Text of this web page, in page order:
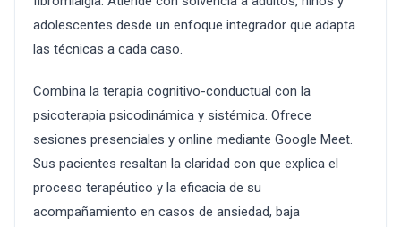
adolescentes desde un enfoque integrador que adapta
las técnicas a cada caso.
Combina la terapia cognitivo-conductual con la
psicoterapia psicodinámica y sistémica. Ofrece
sesiones presenciales y online mediante Google Meet.
Sus pacientes resaltan la claridad con que explica el
proceso terapéutico y la eficacia de su
acompañamiento en casos de ansiedad, baja